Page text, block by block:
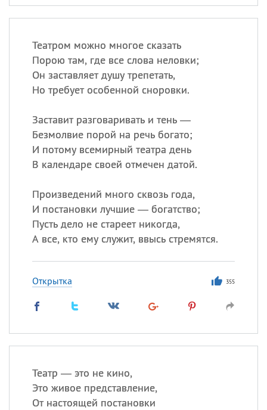
Театром можно многое сказать
Порою там, где все слова неловки;
Он заставляет душу трепетать,
Но требует особенной сноровки.
Заставит разговаривать и тень —
Безмолвие порой на речь богато;
И потому всемирный театра день
В календаре своей отмечен датой.
Произведений много сквозь года,
И постановки лучшие — богатство;
Пусть дело не стареет никогда,
А все, кто ему служит, ввысь стремятся.
Открытка 355
Театр — это не кино,
Это живое представление,
От настоящей постановки